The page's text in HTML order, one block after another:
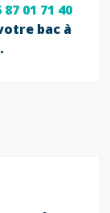
87 01 71 40
bac à